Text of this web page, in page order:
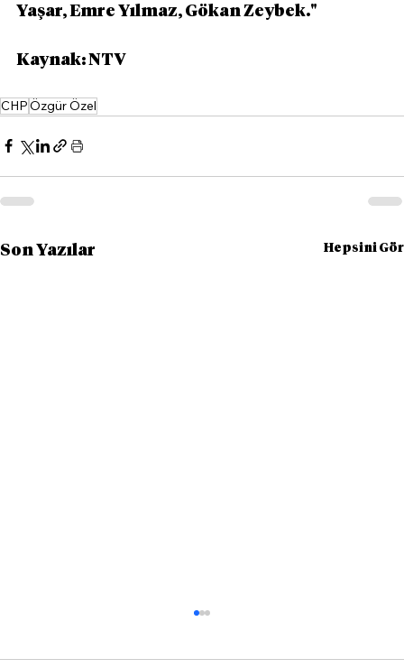
Yaşar, Emre Yılmaz, Gökan Zeybek."
Kaynak: NTV
CHPÖzgür Özel
Son Yazılar Hepsini Gör